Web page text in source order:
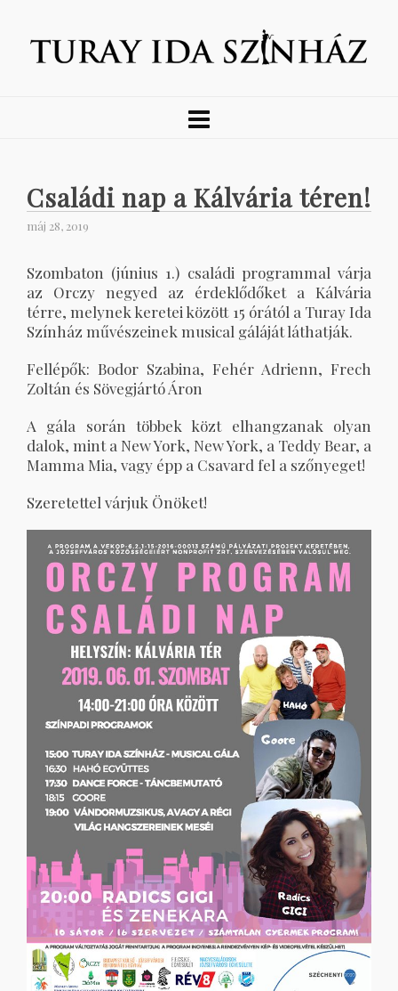
Családi nap a Kálvária téren!
máj 28, 2019
Szombaton (június 1.) családi programmal várja
az Orczy negyed az érdeklődőket a Kálvária
térre, melynek keretei között 15 órától a Turay Ida
Színház művészeinek musical gáláját láthatják.
Fellépők: Bodor Szabina, Fehér Adrienn, Frech
Zoltán és Sövegjártó Áron
A gála során többek közt elhangzanak olyan
dalok, mint a New York, New York, a Teddy Bear, a
Mamma Mia, vagy épp a Csavard fel a szőnyeget!
Szeretettel várjuk Önöket!